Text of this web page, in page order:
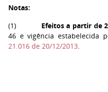
Notas:
(1) Efeitos a partir de
46 e vigência estabelecida
21.016 de 20/12/2013.